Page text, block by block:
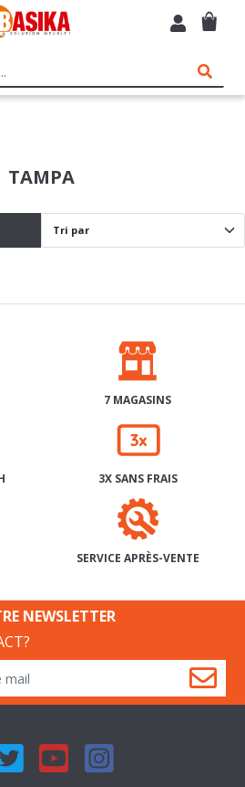
TAMPA
7 MAGASINS
3X SANS FRAIS
SERVICE APRÈS-VENTE
NEWSLETTER